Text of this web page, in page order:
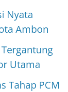
Nyata
Ambon
Utama
Tahap PCM